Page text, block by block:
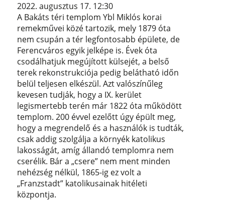
2022. augusztus 17. 12:30
A Bakáts téri templom Ybl Miklós korai
remekművei közé tartozik, mely 1879 óta
nem csupán a tér legfontosabb épülete, de
Ferencváros egyik jelképe is. Évek óta
csodálhatjuk megújított külsejét, a belső
terek rekonstrukciója pedig belátható időn
belül teljesen elkészül. Azt valószínűleg
kevesen tudják, hogy a IX. kerület
legismertebb terén már 1822 óta működött
templom. 200 évvel ezelőtt úgy épült meg,
hogy a megrendelő és a használók is tudták,
csak addig szolgálja a környék katolikus
lakosságát, amíg állandó templomra nem
cserélik. Bár a „csere” nem ment minden
nehézség nélkül, 1865-ig ez volt a
„Franzstadt” katolikusainak hitéleti
központja.